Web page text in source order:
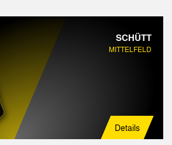
SCHÜTT
MITTELFELD
Details